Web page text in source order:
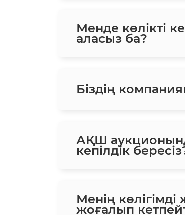
Менде көлікті
аласыз ба?
Біздің
АҚШ
кепілдік
Менің көлігімді
жоғалып